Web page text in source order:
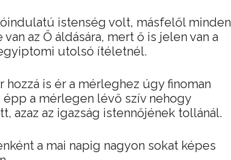
istenség volt, másfelől minden
az Ő áldására, mert ő is jelen van a
utolsó ítéletnél.
is ér a mérleghez úgy finoman
a mérlegen lévő szív nehogy
azaz az igazság istennőjének tollánál.
a mai napig nagyon sokat képes